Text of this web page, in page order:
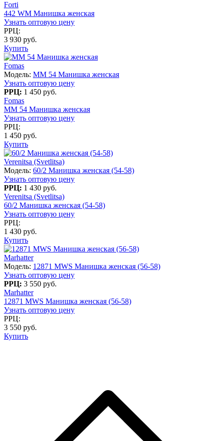
Forti
442 WM Манишка женская
Узнать оптовую цену
РРЦ:
3 930 руб.
Купить
Fomas
Модель: MM 54 Манишка женская
Узнать оптовую цену
РРЦ: 1 450 руб.
Fomas
MM 54 Манишка женская
Узнать оптовую цену
РРЦ:
1 450 руб.
Купить
Verenitsa (Svetlitsa)
Модель: 60/2 Манишка женская (54-58)
Узнать оптовую цену
РРЦ: 1 430 руб.
Verenitsa (Svetlitsa)
60/2 Манишка женская (54-58)
Узнать оптовую цену
РРЦ:
1 430 руб.
Купить
Marhatter
Модель: 12871 MWS Манишка женская (56-58)
Узнать оптовую цену
РРЦ: 3 550 руб.
Marhatter
12871 MWS Манишка женская (56-58)
Узнать оптовую цену
РРЦ:
3 550 руб.
Купить